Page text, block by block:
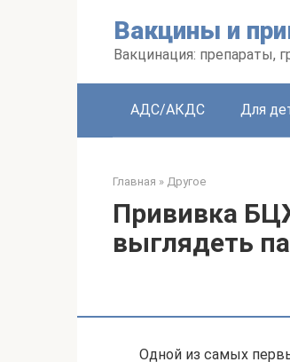
Вакцины и
Вакцинация: препараты,
АДС/АКДС Для
Главная » Другое
Прививка
выглядеть
Одной из самых